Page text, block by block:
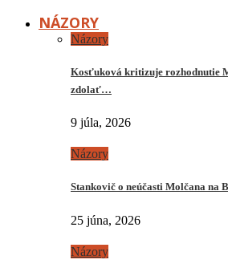
NÁZORY
Názory
Kosťuková kritizuje rozhodnutie
zdolať…
9 júla, 2026
Názory
Stankovič o neúčasti Molčana na
25 júna, 2026
Názory